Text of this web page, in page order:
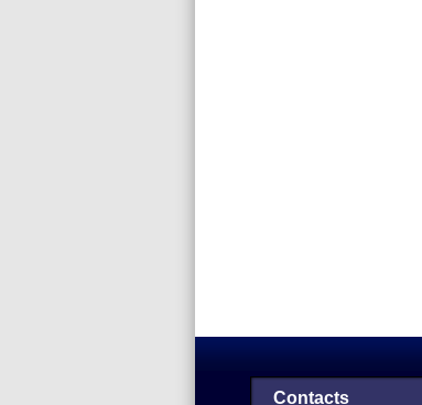
Contacts